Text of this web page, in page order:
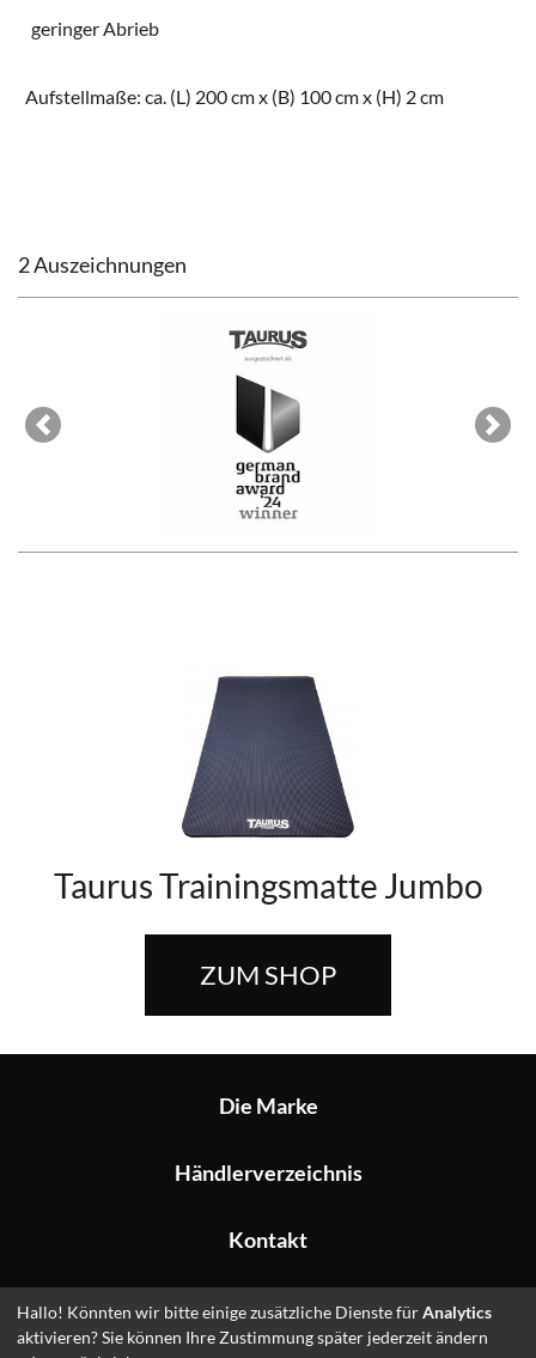
geringer Abrieb
Aufstellmaße: ca. (L) 200 cm x (B) 100 cm x (H) 2 cm
2 Auszeichnungen
Previous Next
Taurus Trainingsmatte Jumbo
ZUM SHOP
Die Marke
Händlerverzeichnis
Kontakt
Impressum
Hallo! Könnten wir bitte einige zusätzliche Dienste fürAnalytics
aktivieren? Sie können Ihre Zustimmung später jederzeit ändern